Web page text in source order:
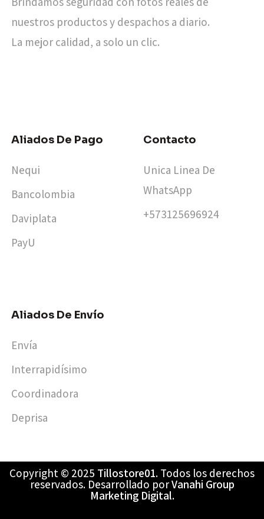
nuestros productos y despachos a diario.
La mejor calidad, a solo un clic.
Aliados De Pago
Nequi
Bancolombia
Daviplata
PayU
Contacto
Unica Linea De
WhatsApp
+573125696924​
Aliados De Envío
Envía
Interrapidísimo
Coordinadora
Deprisa
Copyright © 2025 Tillostore01. Todos los derechos
reservados. Desarrollado porVanahi Group
Marketing Digital.